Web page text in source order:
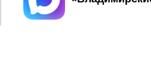
ВЛАДИМИРСКИЕ